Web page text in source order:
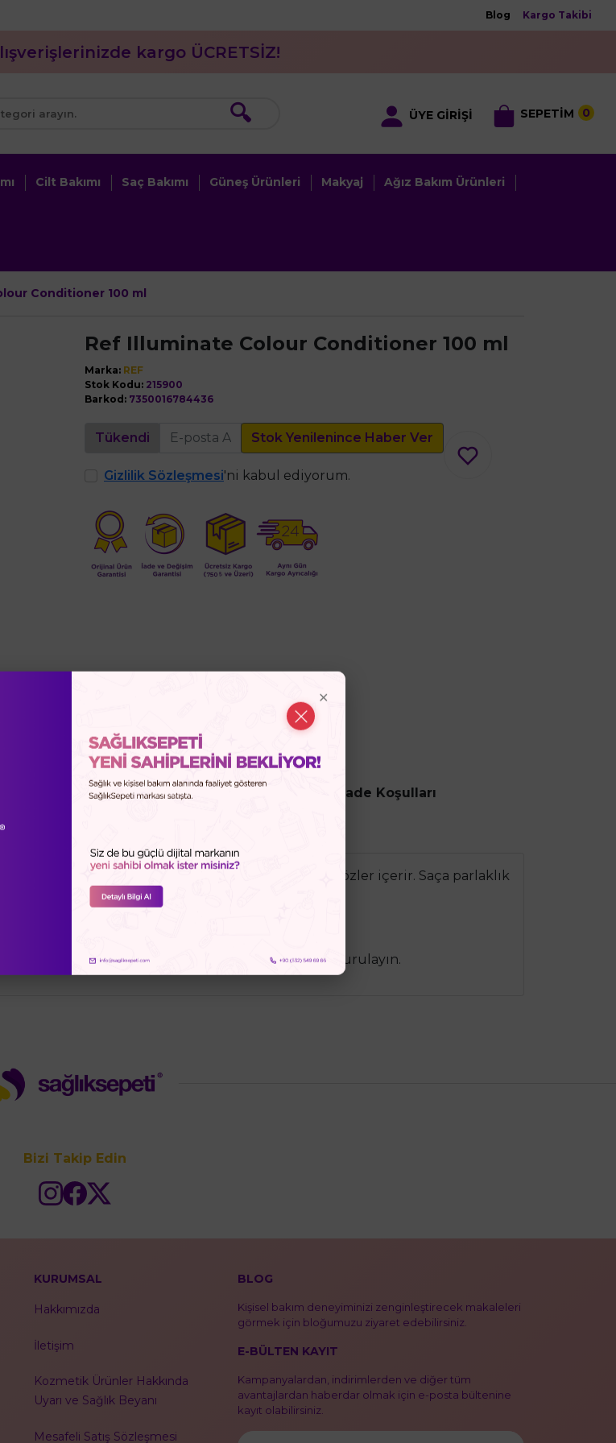
Blog Kargo Takibi
kargo ÜCRETSİZ!
🔍 ÜYE GİRİŞİ SEPETİM 0
Cilt Bakımı Saç Bakımı Güneş Ürünleri Makyaj Ağız Bakım Ürünleri
Conditioner 100 ml
Ref Illuminate Colour Conditioner 100 ml
Marka: REF
Stok Kodu: 215900
Barkod: 7350016784436
Tükendi Stok Yenilenince Haber Ver
Gizlilik Sözleşmesi'ni kabul ediyorum.
Soru-Cevap (0)Sağlık Sepeti Güvencesi İptal ve İade Koşulları
açmak için özel olarak seçilmiş botanik özler içerir. Saça parlaklık
Vegan ve hayvan dostudur.
Eşit olarak dağıtın ve kısa bir süre bekletin. İyice durulayın.
Bizi Takip Edin
KURUMSAL
Hakkımızda
İletişim
Kozmetik Ürünler Hakkında
Uyarı ve Sağlık Beyanı
Mesafeli Satış Sözleşmesi
BLOG
Kişisel bakım deneyiminizi zenginleştirecek makaleleri
görmek için bloğumuzu ziyaret edebilirsiniz.
E-BÜLTEN KAYIT
Kampanyalardan, indirimlerden ve diğer tüm
avantajlardan haberdar olmak için e-posta bültenine
kayıt olabilirsiniz.